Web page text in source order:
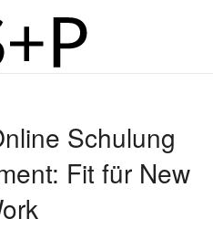
Schulung
Fit für New